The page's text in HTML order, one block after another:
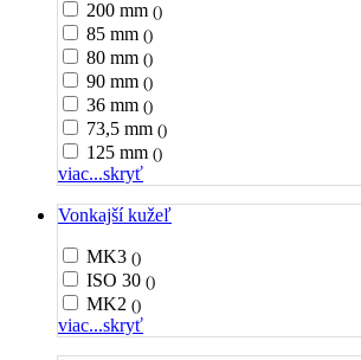
200 mm ()
85 mm ()
80 mm ()
90 mm ()
36 mm ()
73,5 mm ()
125 mm ()
viac...skryť
Vonkajší kužeľ
MK3 ()
ISO 30 ()
MK2 ()
viac...skryť